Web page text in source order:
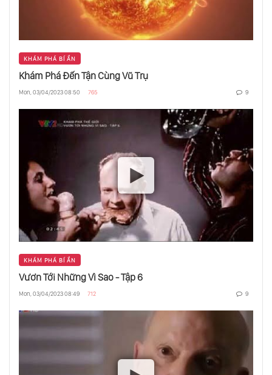
KHÁM PHÁ BÍ ẨN
Khám Phá Đến Tận Cùng Vũ Trụ
Mon, 03/04/2023 08:50 765 9
KHÁM PHÁ BÍ ẨN
Vươn Tới Những Vì Sao - Tập 6
Mon, 03/04/2023 08:49 712 9